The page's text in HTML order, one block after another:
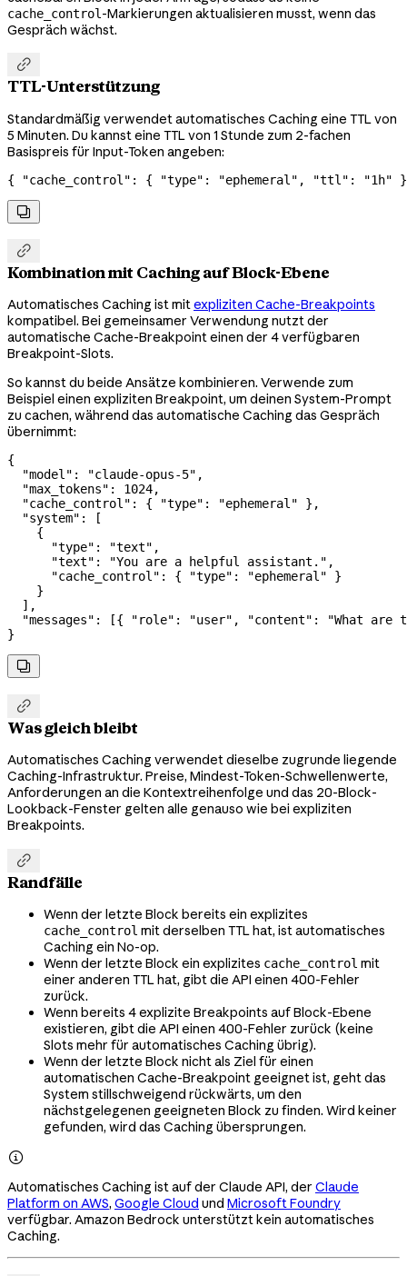
cache_control -Markierungen aktualisieren musst, wenn das
Gespräch wächst.

TTL-Unterstützung
Standardmäßig verwendet automatisches Caching eine TTL von
5 Minuten. Du kannst eine TTL von 1 Stunde zum 2-fachen
Basispreis für Input-Token angeben:
{ "cache_control" : { "type" : "ephemeral" , "ttl" : "1h"


Kombination mit Caching auf Block-Ebene
Automatisches Caching ist mitexpliziten Cache-Breakpoints
kompatibel. Bei gemeinsamer Verwendung nutzt der
automatische Cache-Breakpoint einen der 4 verfügbaren
Breakpoint-Slots.
So kannst du beide Ansätze kombinieren. Verwende zum
Beispiel einen expliziten Breakpoint, um deinen System-Prompt
zu cachen, während das automatische Caching das Gespräch
übernimmt:
{
  "model"
: "claude-opus-5" ,
  "max_tokens"
: 1024,
  "cache_control"
: { "type" : "ephemeral" },
  "system"
: [
    {
      "type"
: "text" ,
      "text"
: "You are a helpful assistant." ,
      "cache_control"
: { "type" : "ephemeral" }
    }
  ],
  "messages"
: [{ "role" : "user" , "content" :
"What are
}


Was gleich bleibt
Automatisches Caching verwendet dieselbe zugrunde liegende
Caching-Infrastruktur. Preise, Mindest-Token-Schwellenwerte,
Anforderungen an die Kontextreihenfolge und das 20-Block-
Lookback-Fenster gelten alle genauso wie bei expliziten
Breakpoints.

Randfälle
Wenn der letzte Block bereits ein explizites
cache_control mit derselben TTL hat, ist automatisches
Caching ein No-op.
Wenn der letzte Block ein explizites cache_control mit
einer anderen TTL hat, gibt die API einen 400-Fehler
zurück.
Wenn bereits 4 explizite Breakpoints auf Block-Ebene
existieren, gibt die API einen 400-Fehler zurück (keine
Slots mehr für automatisches Caching übrig).
Wenn der letzte Block nicht als Ziel für einen
automatischen Cache-Breakpoint geeignet ist, geht das
System stillschweigend rückwärts, um den
nächstgelegenen geeigneten Block zu finden. Wird keiner
gefunden, wird das Caching übersprungen.

Automatisches Caching ist auf der Claude API, der Claude
Platform on AWS, Google Cloud und Microsoft Foundry
verfügbar. Amazon Bedrock unterstützt kein automatisches
Caching.